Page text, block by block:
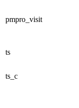
pmpro_visit
ts
ts_c